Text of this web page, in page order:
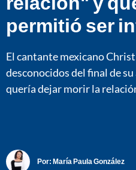
permitió ser
El cantante mexicano
desconocidos del final de
quería dejar morir la
Por: María Paula González